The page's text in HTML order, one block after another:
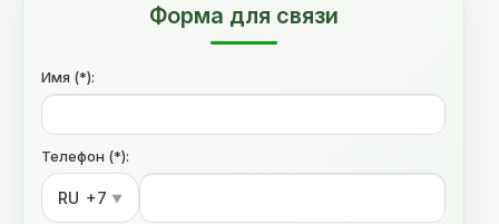
Форма для связи
Имя (*):
Телефон (*):
RU +7 ▼